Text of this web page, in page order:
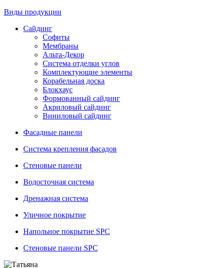
Виды продукции
Сайдинг
Софиты
Мембраны
Альта-Декор
Система отделки углов
Комплектующие элементы
Корабельная доска
Блокхаус
Формованный сайдинг
Акриловый сайдинг
Виниловый сайдинг
Фасадные панели
Система крепления фасадов
Стеновые панели
Водосточная система
Дренажная система
Уличное покрытие
Напольное покрытие SPC
Стеновые панели SPC